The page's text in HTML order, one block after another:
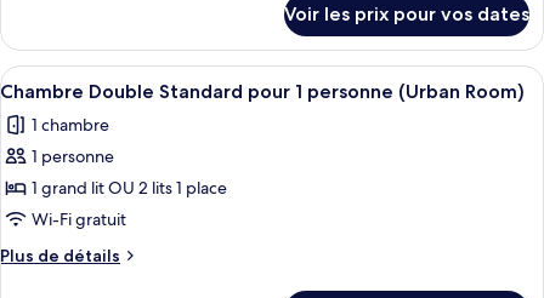
Chambre
Simple
Deluxe,
lit
double
ou
2
lits
le
type
de
Chambre
Simple
lit
ou
Voir les prix pour vos dates
Afficher
toutes
les
photos
pour
ce
type
de
Une chambre d’hôtel avec un lit, un
4
Chambre Double Standard pour 1 personne (Urban Room)
1 chambre
1 personne
1 grand lit OU 2 lits 1 place
Wi-Fi gratuit
Plus de détails
Plus